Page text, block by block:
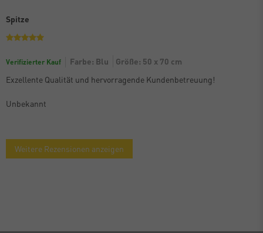
Spitze
Verifizierter Kauf Farbe: Blu
Größe: 50 x 70 cm
Exzellente Qualität und hervorragende Kundenbetreuung!
Unbekannt
Weitere Rezensionen anzeigen